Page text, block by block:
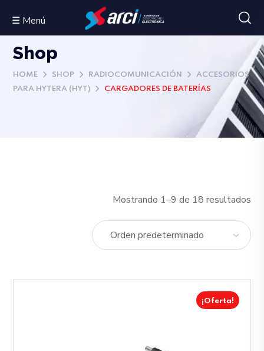
☰ Menú
Shop
HOME SHOP RADIOCOMUNICACIÓN
ACCESORIOS
PARA HYTERA (HYT)
CARGADORES DE BATERÍAS
Mostrando 1–9 de 18 resultados
¡Oferta!